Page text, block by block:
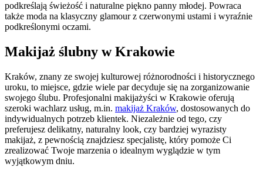
podkreślają świeżość i naturalne piękno panny młodej. Powraca
także moda na klasyczny glamour z czerwonymi ustami i wyraźnie
podkreślonymi oczami.
Makijaż ślubny w Krakowie
Kraków, znany ze swojej kulturowej różnorodności i historycznego
uroku, to miejsce, gdzie wiele par decyduje się na zorganizowanie
swojego ślubu. Profesjonalni makijażyści w Krakowie oferują
szeroki wachlarz usług, m.in. makijaż Kraków, dostosowanych do
indywidualnych potrzeb klientek. Niezależnie od tego, czy
preferujesz delikatny, naturalny look, czy bardziej wyrazisty
makijaż, z pewnością znajdziesz specjalistę, który pomoże Ci
zrealizować Twoje marzenia o idealnym wyglądzie w tym
wyjątkowym dniu.